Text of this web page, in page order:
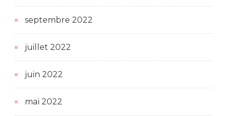
septembre 2022
juillet 2022
juin 2022
mai 2022